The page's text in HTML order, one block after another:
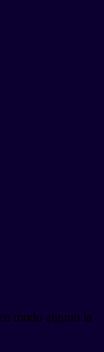
modo alguno la